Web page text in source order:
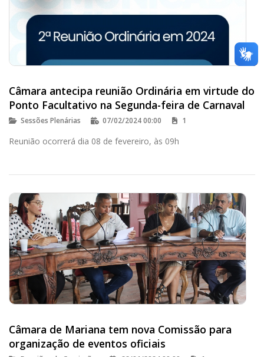
Câmara antecipa reunião Ordinária em virtude do
Ponto Facultativo na Segunda-feira de Carnaval
Sessões Plenárias 07/02/2024 00:00 1
Reunião ocorrerá dia 08 de fevereiro, às 09h
Câmara de Mariana tem nova Comissão para
organização de eventos oficiais